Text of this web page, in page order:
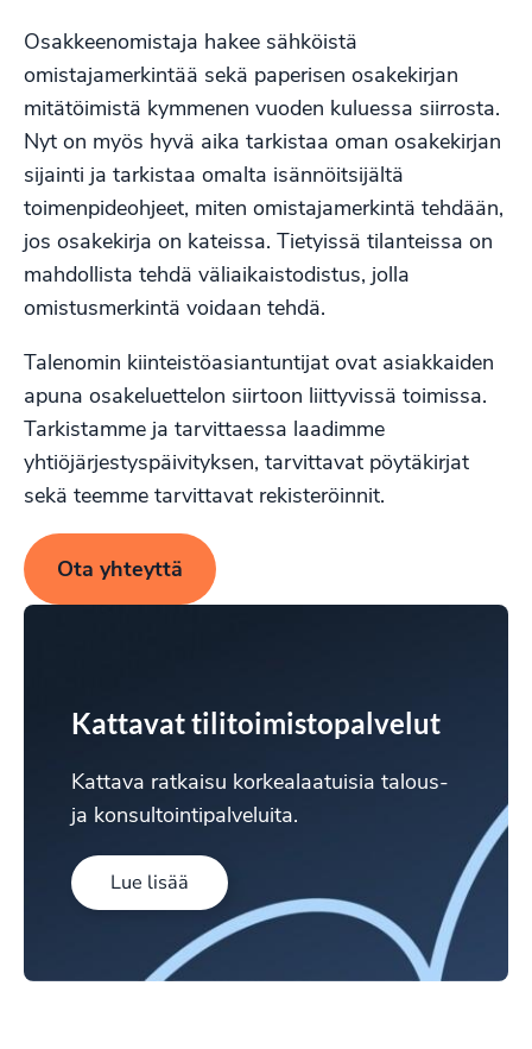
Osakkeenomistaja hakee sähköistä
omistajamerkintää sekä paperisen osakekirjan
mitätöimistä kymmenen vuoden kuluessa siirrosta.
Nyt on myös hyvä aika tarkistaa oman osakekirjan
sijainti ja tarkistaa omalta isännöitsijältä
toimenpideohjeet, miten omistajamerkintä tehdään,
jos osakekirja on kateissa. Tietyissä tilanteissa on
mahdollista tehdä väliaikaistodistus, jolla
omistusmerkintä voidaan tehdä.
Talenomin kiinteistöasiantuntijat ovat asiakkaiden
apuna osakeluettelon siirtoon liittyvissä toimissa.
Tarkistamme ja tarvittaessa laadimme
yhtiöjärjestyspäivityksen, tarvittavat pöytäkirjat
sekä teemme tarvittavat rekisteröinnit.
Ota yhteyttä
Kattavat tilitoimistopalvelut
Kattava ratkaisu korkealaatuisia talous-
ja konsultointipalveluita.
Lue lisää